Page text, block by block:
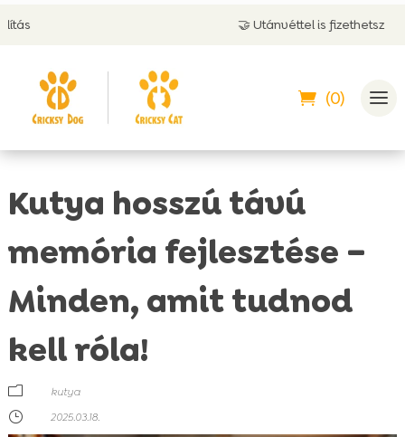
🤝 Utánvéttel is fizethetsz
(0)
Kutya hosszú távú
memória fejlesztése –
Minden, amit tudnod
kell róla!
m
kutya
}
2025.03.18.